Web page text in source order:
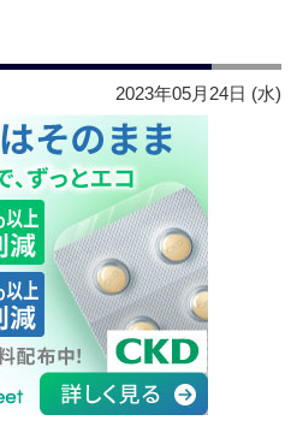
2023年05月24日 (水)